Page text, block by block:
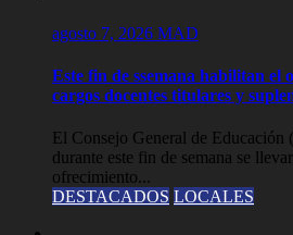
agosto 7, 2026 MAD
Este fin de ssemana habilitan el
cargos docentes titulares y
El Consejo General de
durante este fin de semana se
ofrecimiento...
DESTACADOS LOCALES